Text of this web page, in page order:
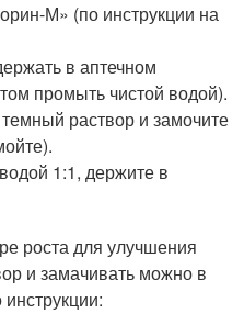
М» (по инструкции на
в аптечном
промыть чистой водой).
раствор и замочите
1:1, держите в
роста для улучшения
и замачивать можно в